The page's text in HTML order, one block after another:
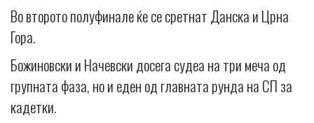
Во второто полуфинале ќе се сретнат Данска и Црна
Гора.
Божиновски и Начевски досега судеа на три меча од
групната фаза, но и еден од главната рунда на СП за
кадетки.